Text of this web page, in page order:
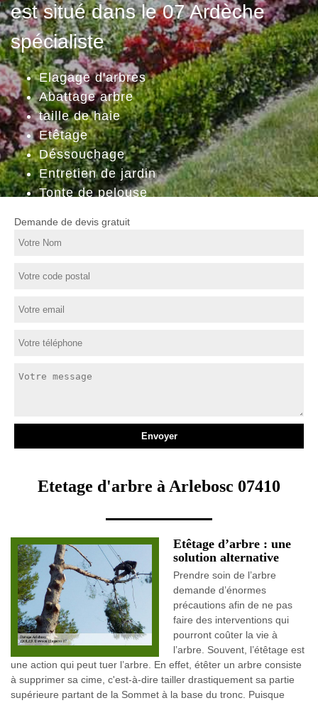
est situé dans le 07 Ardèche
spécialiste
Elagage d'arbres
Abattage arbre
taille de haie
Etêtage
Déssouchage
Entretien de jardin
Tonte de pelouse
Demande de devis gratuit
Etetage d'arbre à Arlebosc 07410
Etêtage d’arbre : une
solution alternative
Prendre soin de l’arbre
demande d’énormes
précautions afin de ne pas
faire des interventions qui
pourront coûter la vie à
l’arbre. Souvent, l’étêtage est
une action qui peut tuer l’arbre. En effet, étêter un arbre consiste
à supprimer sa cime, c'est-à-dire tailler drastiquement sa partie
supérieure partant de la Sommet à la base du tronc. Puisque